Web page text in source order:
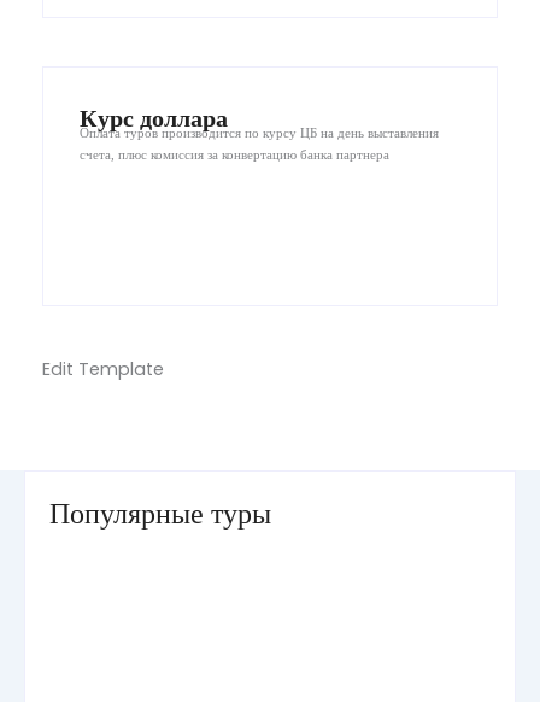
Курс доллара
Оплата туров производится по курсу ЦБ на день выставления
счета, плюс комиссия за конвертацию банка партнера
Edit Template
Популярные туры